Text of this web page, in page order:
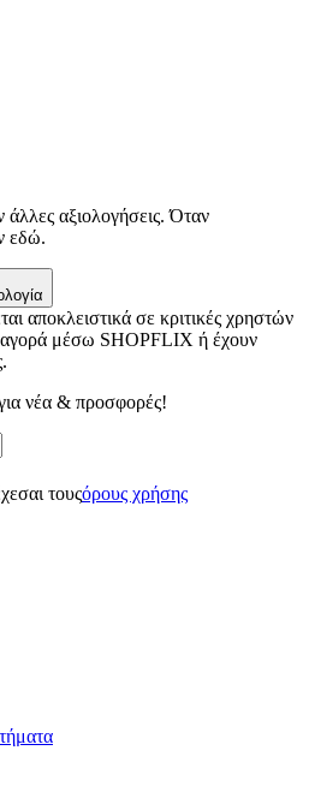
αξιολογήσεις. Όταν
εδώ.
αποκλειστικά σε κριτικές χρηστών
αγορά μέσω SHOPFLIX ή έχουν
νέα & προσφορές!
τουςόρους χρήσης